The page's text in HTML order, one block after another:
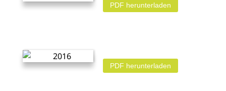
PDF herunterladen
PDF herunterladen